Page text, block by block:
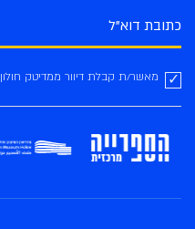
מאשר/ת קבלת דיוור ממדיטק חולון